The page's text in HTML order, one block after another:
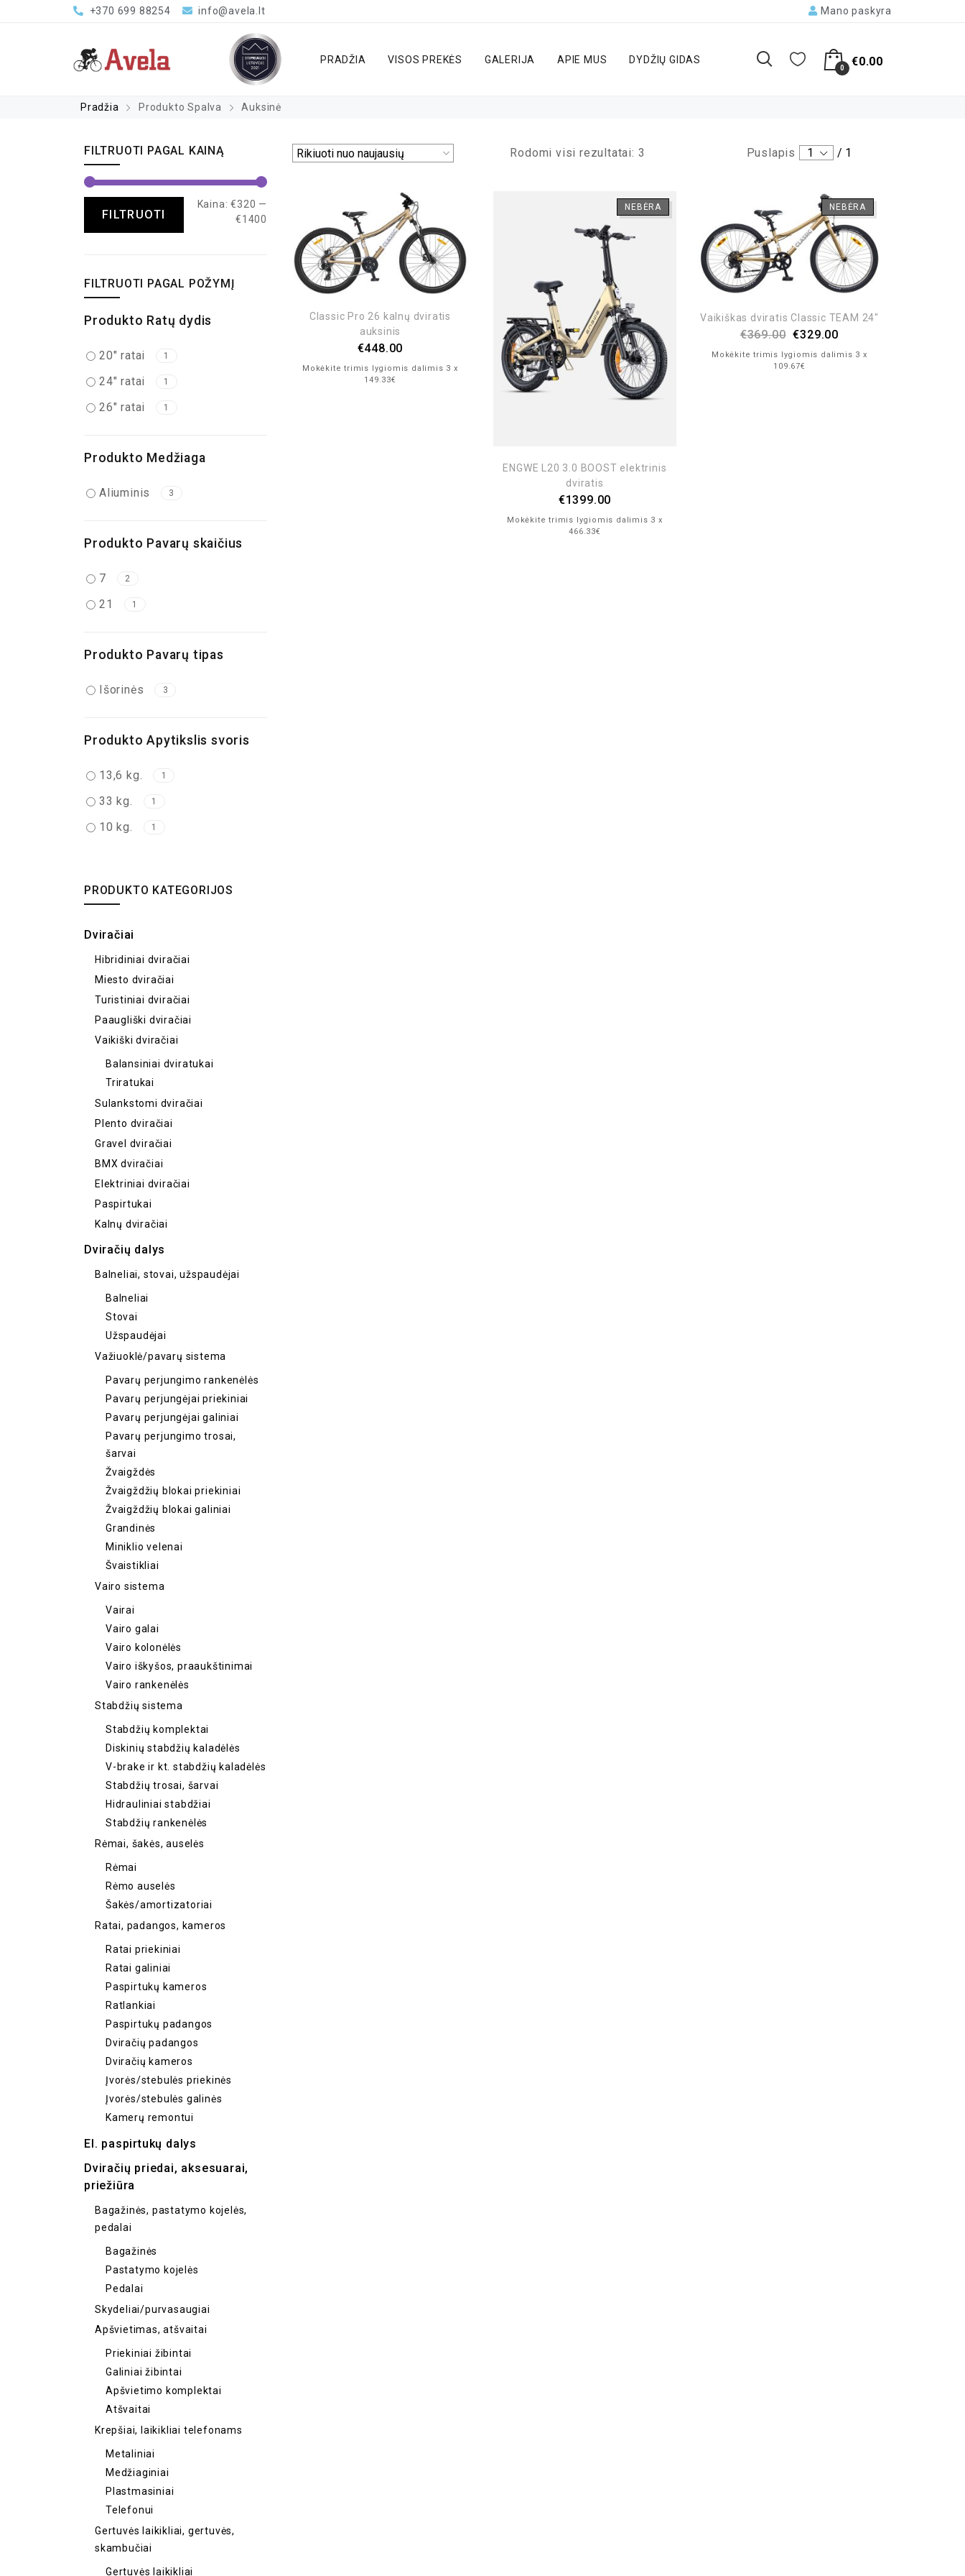
+370 699 88254 info@avela.lt Mano paskyra
PRADŽIA VISOS PREKĖS GALERIJA APIE MUS DYDŽIŲ GIDAS
0 €0.00
Pradžia Produkto Spalva Auksinė
FILTRUOTI PAGAL KAINĄ
FILTRUOTI
Kaina:€320 —
€1400
FILTRUOTI PAGAL POŽYMĮ
Produkto Ratų dydis
20" ratai 1
24" ratai 1
26" ratai 1
Produkto Medžiaga
Aliuminis 3
Produkto Pavarų skaičius
7 2
21 1
Produkto Pavarų tipas
Išorinės 3
Produkto Apytikslis svoris
13,6 kg. 1
33 kg. 1
10 kg. 1
PRODUKTO KATEGORIJOS
Dviračiai
Hibridiniai dviračiai
Miesto dviračiai
Turistiniai dviračiai
Paaugliški dviračiai
Vaikiški dviračiai
Balansiniai dviratukai
Triratukai
Sulankstomi dviračiai
Plento dviračiai
Gravel dviračiai
BMX dviračiai
Elektriniai dviračiai
Paspirtukai
Kalnų dviračiai
Dviračių dalys
Balneliai, stovai, užspaudėjai
Balneliai
Stovai
Užspaudėjai
Važiuoklė/pavarų sistema
Pavarų perjungimo rankenėlės
Pavarų perjungėjai priekiniai
Pavarų perjungėjai galiniai
Pavarų perjungimo trosai,
šarvai
Žvaigždės
Žvaigždžių blokai priekiniai
Žvaigždžių blokai galiniai
Grandinės
Miniklio velenai
Švaistikliai
Vairo sistema
Vairai
Vairo galai
Vairo kolonėlės
Vairo iškyšos, praaukštinimai
Vairo rankenėlės
Stabdžių sistema
Stabdžių komplektai
Diskinių stabdžių kaladėlės
V-brake ir kt. stabdžių kaladėlės
Stabdžių trosai, šarvai
Hidrauliniai stabdžiai
Stabdžių rankenėlės
Rėmai, šakės, auselės
Rėmai
Rėmo auselės
Šakės/amortizatoriai
Ratai, padangos, kameros
Ratai priekiniai
Ratai galiniai
Paspirtukų kameros
Ratlankiai
Paspirtukų padangos
Dviračių padangos
Dviračių kameros
Įvorės/stebulės priekinės
Įvorės/stebulės galinės
Kamerų remontui
El. paspirtukų dalys
Dviračių priedai, aksesuarai,
priežiūra
Bagažinės, pastatymo kojelės,
pedalai
Bagažinės
Pastatymo kojelės
Pedalai
Skydeliai/purvasaugiai
Apšvietimas, atšvaitai
Priekiniai žibintai
Galiniai žibintai
Apšvietimo komplektai
Atšvaitai
Krepšiai, laikikliai telefonams
Metaliniai
Medžiaginiai
Plastmasiniai
Telefonui
Gertuvės laikikliai, gertuvės,
skambučiai
Gertuvės laikikliai
Rodomi visi rezultatai: 3 Puslapis 1 / 1
Classic Pro 26 kalnų dviratis
auksinis
€448.00
Mokėkite trimis lygiomis dalimis 3 x
149.33€
NEBĖRA
ENGWE L20 3.0 BOOST elektrinis
dviratis
€1399.00
Mokėkite trimis lygiomis dalimis 3 x
466.33€
NEBĖRA
Vaikiškas dviratis Classic TEAM 24″
€369.00 €329.00
Mokėkite trimis lygiomis dalimis 3 x
109.67€